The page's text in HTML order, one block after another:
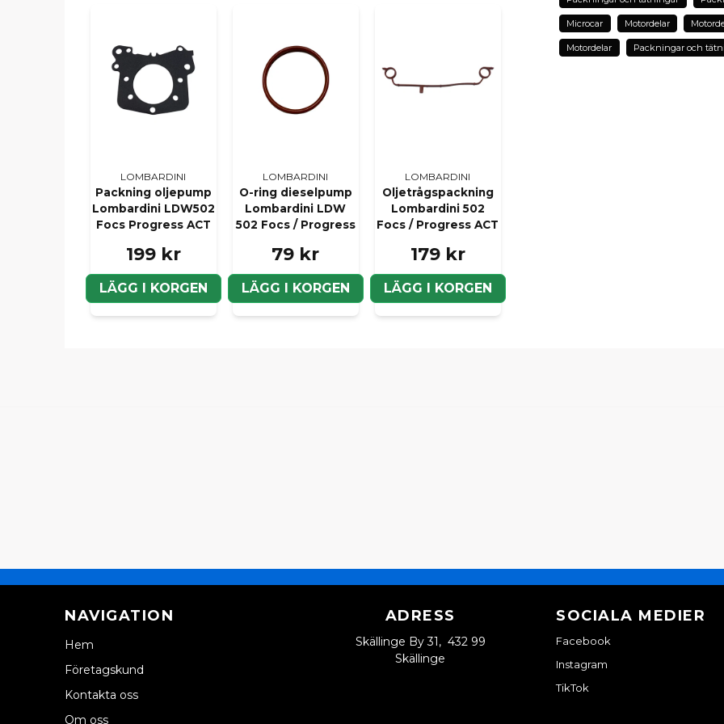
LOMBARDINI
Packning oljepump
Lombardini LDW502
Focs Progress ACT
199 kr
LÄGG I KORGEN
LOMBARDINI
O-ring dieselpump
Lombardini LDW
502 Focs / Progress
79 kr
LÄGG I KORGEN
LOMBARDINI
Oljetrågspackning
Lombardini 502
Focs / Progress ACT
179 kr
LÄGG I KORGEN
Namn
Microcar Motordelar
Motordelar Packningar och
NAVIGATION
Hem
Företagskund
Kontakta oss
Om oss
ADRESS
Skällinge By 31, 432 99
Skällinge
SOCIALA MEDIER
Facebook
Instagram
TikTok